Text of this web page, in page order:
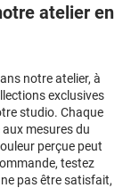
atelier en
notre atelier, à
exclusives
studio. Chaque
mesures du
perçue peut
testez
pas être satisfait,